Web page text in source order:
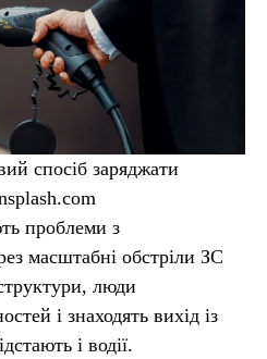
спосіб заряджати
проблеми з
масштабні обстріли ЗС
люди
і знаходять вихід із
і водії.